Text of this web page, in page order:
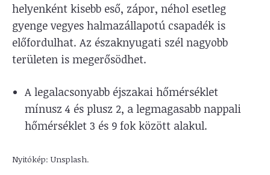
helyenként kisebb eső, zápor, néhol esetleg
gyenge vegyes halmazállapotú csapadék is
előfordulhat. Az északnyugati szél nagyobb
területen is megerősödhet.
A legalacsonyabb éjszakai hőmérséklet
mínusz 4 és plusz 2, a legmagasabb nappali
hőmérséklet 3 és 9 fok között alakul.
Nyitókép: Unsplash.